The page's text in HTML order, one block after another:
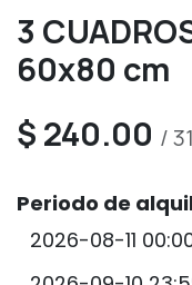
3
60x80 cm
$ 240.00 /31
Periodo de